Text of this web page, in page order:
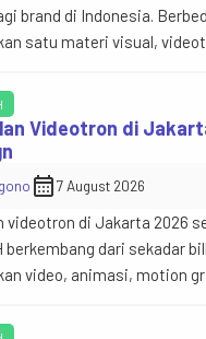
brand di Indonesia.
satu materi visual,
yang sedang
Videotron di
calendar_month7 August 2026
videotron di Jakarta 2026
berkembang dari sekadar
video, animasi, motion
tetapi juga: berapa biaya